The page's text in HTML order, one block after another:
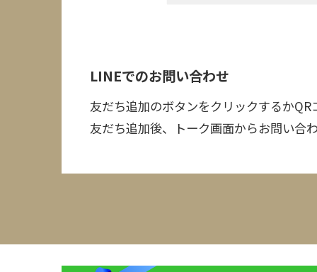
LINEでのお問い合わせ
友だち追加のボタンをクリックするか
友だち追加後、トーク画面からお問い合